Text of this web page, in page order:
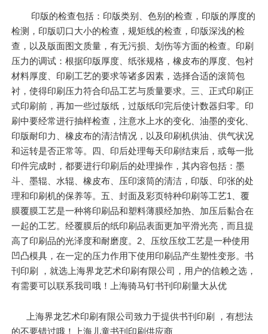
印版的检查包括：印版类别、色别的检查，印版的厚度的
检测，印版叨口大小的检查，规矩线的检查，印版深浅的检
查，以及版面图文质量，有无污损、划伤等方面的检查。印刷
压力的调试：根据印版厚度、纸张规格，橡皮布的厚度、包衬
材料厚度、印刷工艺的要求等诸多因素，选择合适的滚筒包
衬，使得印刷压力符合印品工艺与质量要求。三、正式印刷正
式印刷前，再加一些过版纸，过版纸印完后使计数器归零。印
刷中要经常进行抽样检查，注意水上水的变化、油墨的变化、
印版耐印力、橡皮布的清洁情况，以及印刷机供油、供气状况
和运转是否正常等。四、印后处理每天印刷结束后，或每一批
印件完成时，都要进行印刷后的处理操作，其内容包括：墨
斗、墨辊、水辊、橡皮布、压印滚筒的清洁，印版、印张的处
理和印刷机的保养等。五、封面及彩页特种印刷等工艺1、覆
膜覆膜工艺是一种将印刷品和塑料薄膜经加热、加压后黏合在
一起的工艺。经覆膜后的纸印刷品表面更加平滑光亮，而且提
高了印刷品的光泽度和耐磨度。2、压纹压纹工艺是一种使用
凹凸模具，在一定的压力作用下使用印刷品产生塑性变形。书
刊印刷 ，就选上海界龙艺术印刷有限公司，用户的信赖之选，
有需要可以联系我司哦！上海骑马钉书刊印刷量大从优
上海界龙艺术印刷有限公司致力于提供书刊印刷 ，有想法
的不要错过哦！上海儿童书刊印刷供应商